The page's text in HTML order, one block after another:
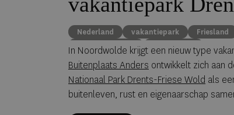
Friese Wold
Nederland vakantiepark
Friesland
recreatiewoning
buitenleven
In Noordwolde krijgt een nieuw type
Buitenplaats Anders ontwikkelt zich aan
Nationaal Park Drents-Friese Wold als
buitenleven, rust en eigenaarschap